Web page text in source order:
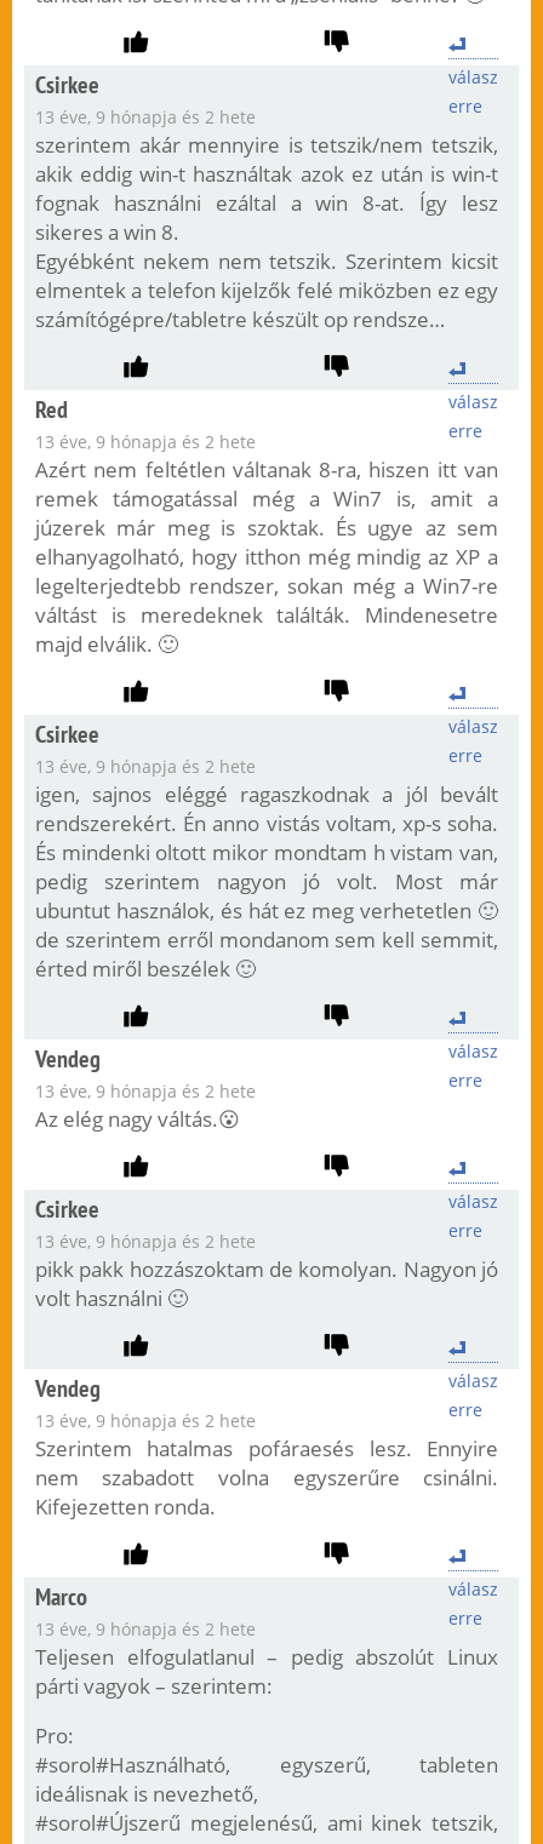
válasz
erre
Csirkee
13 éve, 9 hónapja és 2 hete
szerintem akár mennyire is tetszik/nem tetszik,
akik eddig win-t használtak azok ez után is win-t
fognak használni ezáltal a win 8-at. Így lesz
sikeres a win 8.
Egyébként nekem nem tetszik. Szerintem kicsit
elmentek a telefon kijelzők felé miközben ez egy
számítógépre/tabletre készült op rendsze…
válasz
erre
Red
13 éve, 9 hónapja és 2 hete
Azért nem feltétlen váltanak 8-ra, hiszen itt van
remek támogatással még a Win7 is, amit a
júzerek már meg is szoktak. És ugye az sem
elhanyagolható, hogy itthon még mindig az XP a
legelterjedtebb rendszer, sokan még a Win7-re
váltást is meredeknek találták. Mindenesetre
majd elválik. 🙂
válasz
erre
Csirkee
13 éve, 9 hónapja és 2 hete
igen, sajnos eléggé ragaszkodnak a jól bevált
rendszerekért. Én anno vistás voltam, xp-s soha.
És mindenki oltott mikor mondtam h vistam van,
pedig szerintem nagyon jó volt. Most már
ubuntut használok, és hát ez meg verhetetlen 🙂
de szerintem erről mondanom sem kell semmit,
érted miről beszélek 🙂
válasz
erre
Vendeg
13 éve, 9 hónapja és 2 hete
Az elég nagy váltás.😮
válasz
erre
Csirkee
13 éve, 9 hónapja és 2 hete
pikk pakk hozzászoktam de komolyan. Nagyon jó
volt használni 🙂
válasz
erre
Vendeg
13 éve, 9 hónapja és 2 hete
Szerintem hatalmas pofáraesés lesz. Ennyire
nem szabadott volna egyszerűre csinálni.
Kifejezetten ronda.
válasz
erre
Marco
13 éve, 9 hónapja és 2 hete
Teljesen elfogulatlanul – pedig abszolút Linux
párti vagyok – szerintem:
Pro:
#sorol#Használható, egyszerű, tableten
ideálisnak is nevezhető,
#sorol#Újszerű megjelenésű, ami kinek tetszik,